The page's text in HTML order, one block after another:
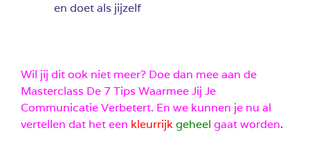
en doet als jijzelf
Wil jij dit ook niet meer? Doe dan mee aan de
Masterclass De 7 Tips Waarmee Jij Je
Communicatie Verbetert. En we kunnen je nu al
vertellen dat het een kleurrijkgeheel gaat worden.